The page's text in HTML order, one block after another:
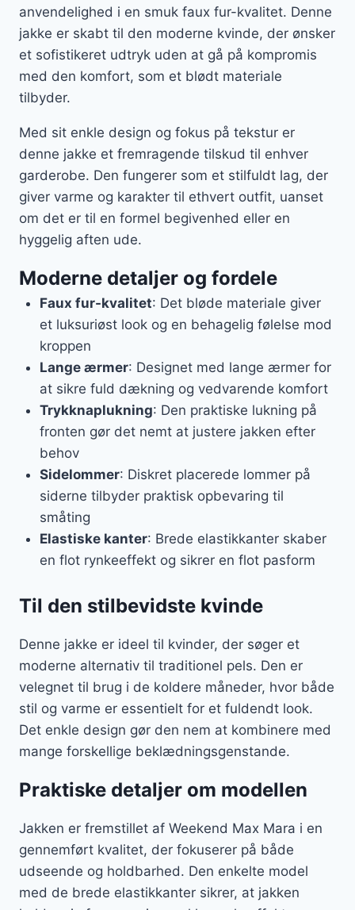
anvendelighed i en smuk faux fur-kvalitet. Denne
jakke er skabt til den moderne kvinde, der ønsker
et sofistikeret udtryk uden at gå på kompromis
med den komfort, som et blødt materiale
tilbyder.
Med sit enkle design og fokus på tekstur er
denne jakke et fremragende tilskud til enhver
garderobe. Den fungerer som et stilfuldt lag, der
giver varme og karakter til ethvert outfit, uanset
om det er til en formel begivenhed eller en
hyggelig aften ude.
Moderne detaljer og fordele
Faux fur-kvalitet: Det bløde materiale giver
et luksuriøst look og en behagelig følelse mod
kroppen
Lange ærmer: Designet med lange ærmer for
at sikre fuld dækning og vedvarende komfort
Trykknaplukning: Den praktiske lukning på
fronten gør det nemt at justere jakken efter
behov
Sidelommer: Diskret placerede lommer på
siderne tilbyder praktisk opbevaring til
småting
Elastiske kanter: Brede elastikkanter skaber
en flot rynkeeffekt og sikrer en flot pasform
Til den stilbevidste kvinde
Denne jakke er ideel til kvinder, der søger et
moderne alternativ til traditionel pels. Den er
velegnet til brug i de koldere måneder, hvor både
stil og varme er essentielt for et fuldendt look.
Det enkle design gør den nem at kombinere med
mange forskellige beklædningsgenstande.
Praktiske detaljer om modellen
Jakken er fremstillet af Weekend Max Mara i en
gennemført kvalitet, der fokuserer på både
udseende og holdbarhed. Den enkelte model
med de brede elastikkanter sikrer, at jakken